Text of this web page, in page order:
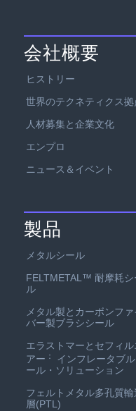
会社概要
ヒストリー
世界のテクネティクス拠
人材募集と企業文化
エンプロ
ニュース＆イベント
製品
メタルシール
FELTMETAL™ 耐摩耗シ
ル
メタル製とカーボンファ
バー製ブラシシール
エラストマーとセフィル
アー ：
インフレータブ
ール・ソリューション
フェルトメタル多孔質輸
層(PTL)